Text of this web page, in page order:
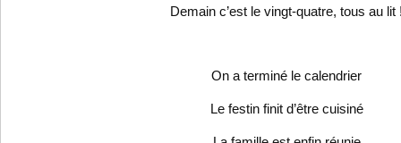
Demain c’est le vingt-quatre, tous au lit
On a terminé le calendrier
Le festin finit d’être cuisiné